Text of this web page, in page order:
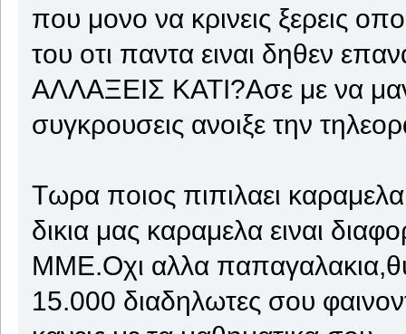
που μονο να κρινεις ξερεις
του οτι παντα ειναι δηθεν
ΑΛΛΑΞΕΙΣ ΚΑΤΙ?Ασε με να
συγκρουσεις ανοιξε την
Τωρα ποιος πιπιλαει
δικια μας καραμελα ειναι
ΜΜΕ.Οχι αλλα
15.000 διαδηλωτες σου